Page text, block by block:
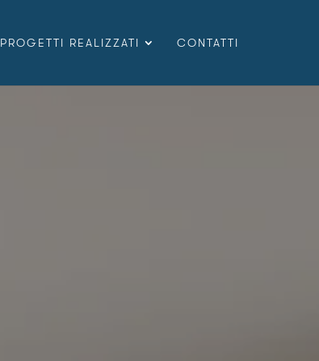
PROGETTI REALIZZATI CONTATTI